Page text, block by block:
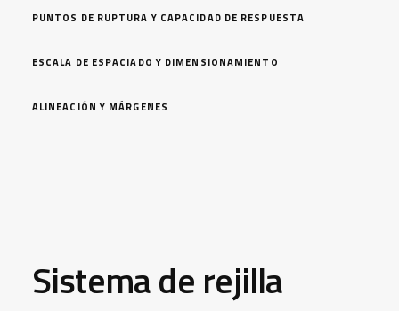
PUNTOS DE RUPTURA Y CAPACIDAD DE RESPUESTA
ESCALA DE ESPACIADO Y DIMENSIONAMIENTO
ALINEACIÓN Y MÁRGENES
Sistema de rejilla